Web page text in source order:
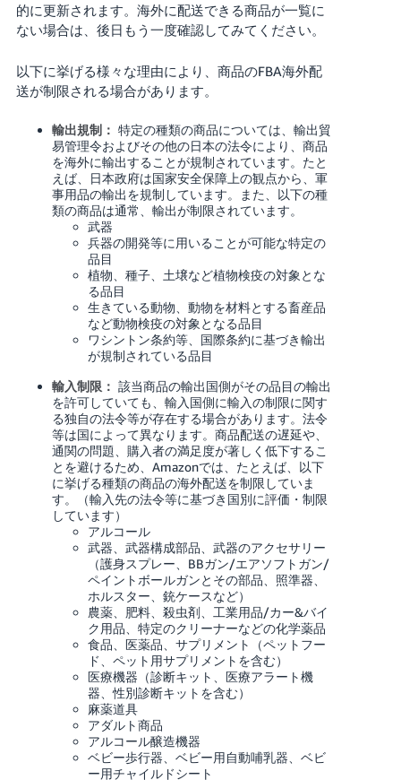
的に更新されます。海外に配送できる商品が一覧に
ない場合は、後日もう一度確認してみてください。
以下に挙げる様々な理由により、商品のFBA海外配
送が制限される場合があります。
輸出規制： 特定の種類の商品については、輸出貿
易管理令およびその他の日本の法令により、商品
を海外に輸出することが規制されています。たと
えば、日本政府は国家安全保障上の観点から、軍
事用品の輸出を規制しています。また、以下の種
類の商品は通常、輸出が制限されています。
武器
兵器の開発等に用いることが可能な特定の
品目
植物、種子、土壌など植物検疫の対象とな
る品目
生きている動物、動物を材料とする畜産品
など動物検疫の対象となる品目
ワシントン条約等、国際条約に基づき輸出
が規制されている品目
輸入制限： 該当商品の輸出国側がその品目の輸出
を許可していても、輸入国側に輸入の制限に関す
る独自の法令等が存在する場合があります。法令
等は国によって異なります。商品配送の遅延や、
通関の問題、購入者の満足度が著しく低下するこ
とを避けるため、Amazonでは、たとえば、以下
に挙げる種類の商品の海外配送を制限していま
す。（輸入先の法令等に基づき国別に評価・制限
しています）
アルコール
武器、武器構成部品、武器のアクセサリー
（護身スプレー、BBガン/エアソフトガン/
ペイントボールガンとその部品、照準器、
ホルスター、銃ケースなど）
農薬、肥料、殺虫剤、工業用品/カー&バイ
ク用品、特定のクリーナーなどの化学薬品
食品、医薬品、サプリメント（ペットフー
ド、ペット用サプリメントを含む）
医療機器（診断キット、医療アラート機
器、性別診断キットを含む）
麻薬道具
アダルト商品
アルコール醸造機器
ベビー歩行器、ベビー用自動哺乳器、ベビ
ー用チャイルドシート